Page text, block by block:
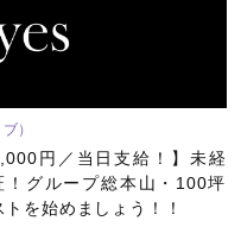
）
円／当日支給！】未経
グループ総本山・100坪
を始めましょう！！